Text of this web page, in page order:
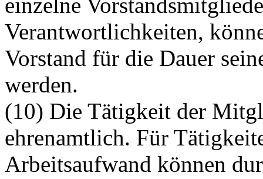
Verantwortlichkeiten,
Vorstand für die Dauer
werden.
(10) Die Tätigkeit der
ehrenamtlich. Für
Arbeitsaufwand können